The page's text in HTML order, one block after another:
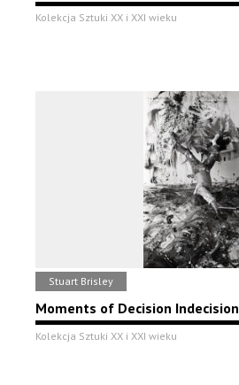
Kolekcja Sztuki XX i XXI wieku
Stuart Brisley
Moments of Decision Indecision
Kolekcja Sztuki XX i XXI wieku